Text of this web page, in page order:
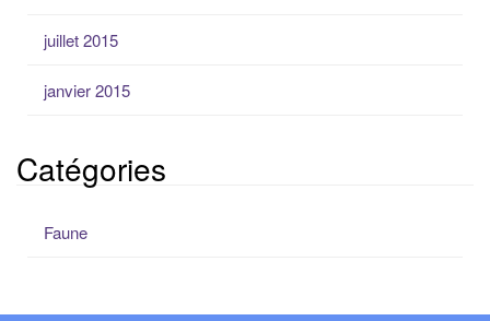
juillet 2015
janvier 2015
Catégories
Faune